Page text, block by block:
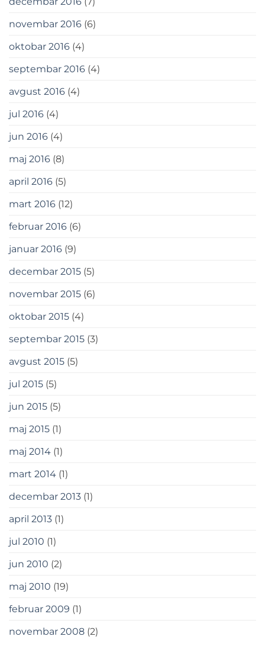
novembar 2016 (6)
oktobar 2016 (4)
septembar 2016 (4)
avgust 2016 (4)
jul 2016 (4)
jun 2016 (4)
maj 2016 (8)
april 2016 (5)
mart 2016 (12)
februar 2016 (6)
januar 2016 (9)
decembar 2015 (5)
novembar 2015 (6)
oktobar 2015 (4)
septembar 2015 (3)
avgust 2015 (5)
jul 2015 (5)
jun 2015 (5)
maj 2015 (1)
maj 2014 (1)
mart 2014 (1)
decembar 2013 (1)
april 2013 (1)
jul 2010 (1)
jun 2010 (2)
maj 2010 (19)
februar 2009 (1)
novembar 2008 (2)